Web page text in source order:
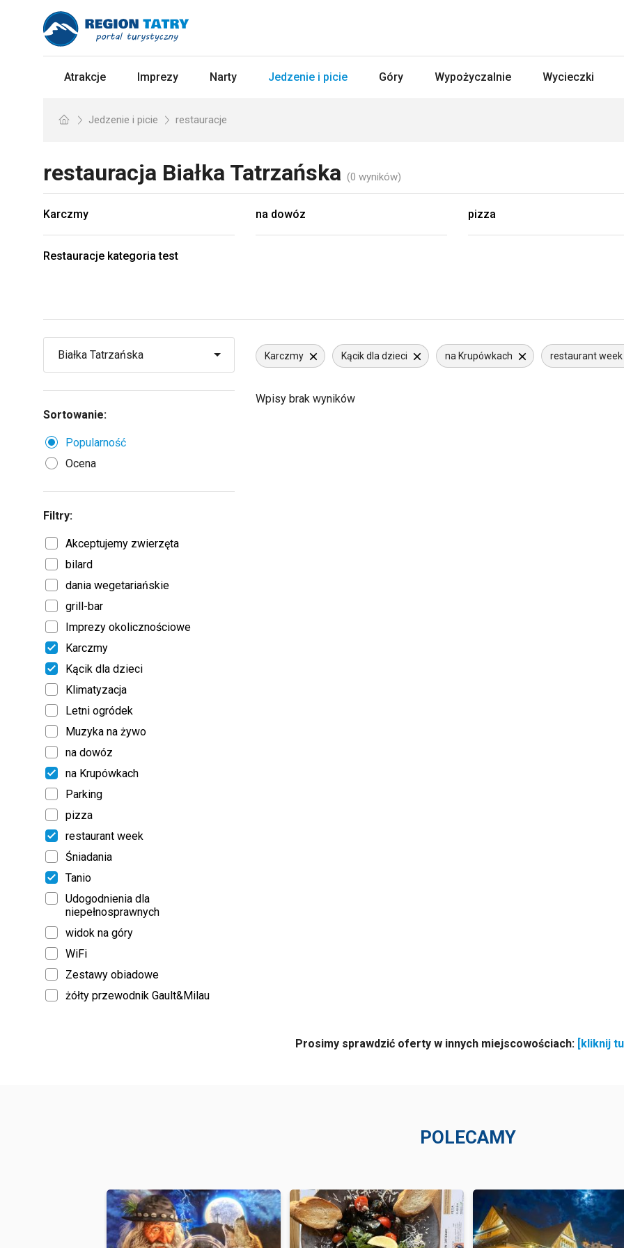
Atrakcje Imprezy Narty Jedzenie i picie Góry Wypożyczalnie Wycieczki
Jedzenie i picie restauracje
restauracja Białka Tatrzańska (0 wyników)
Karczmy na dowóz pizza
Restauracje kategoria test
Karczmy Kącik dla dzieci na Krupówkach restaurant week
Wpisy brak wyników
Sortowanie:
Popularność
Ocena
Filtry:
Akceptujemy zwierzęta
bilard
dania wegetariańskie
grill-bar
Imprezy okolicznościowe
Karczmy
Kącik dla dzieci
Klimatyzacja
Letni ogródek
Muzyka na żywo
na dowóz
na Krupówkach
Parking
pizza
restaurant week
Śniadania
Tanio
Udogodnienia dla
niepełnosprawnych
widok na góry
WiFi
Zestawy obiadowe
żółty przewodnik Gault&Milau
Prosimy sprawdzić oferty w innych miejscowościach: [kliknij
POLECAMY